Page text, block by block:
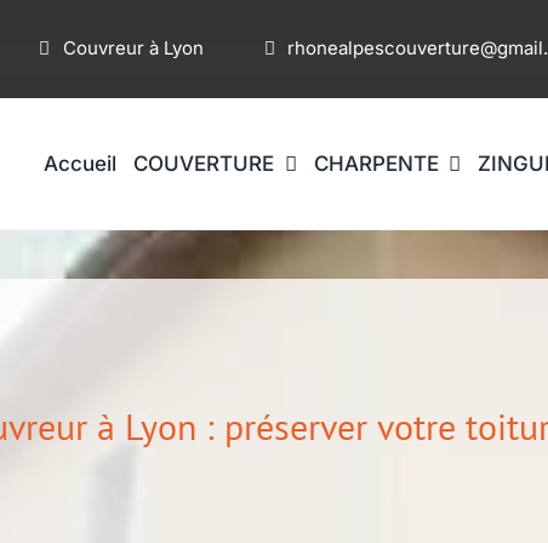
Couvreur à Lyon
Accueil COUVERTURE CHARPENTE
à Lyon : préserver votre